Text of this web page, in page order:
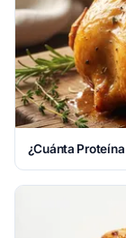
¿Cuánta